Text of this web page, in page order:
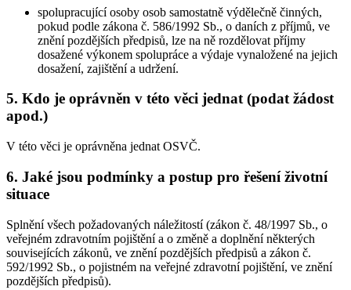
spolupracující osoby osob samostatně výdělečně činných,
pokud podle zákona č. 586/1992 Sb., o daních z příjmů, ve
znění pozdějších předpisů, lze na ně rozdělovat příjmy
dosažené výkonem spolupráce a výdaje vynaložené na jejich
dosažení, zajištění a udržení.
5. Kdo je oprávněn v této věci jednat (podat žádost
apod.)
V této věci je oprávněna jednat OSVČ.
6. Jaké jsou podmínky a postup pro řešení životní
situace
Splnění všech požadovaných náležitostí (zákon č. 48/1997 Sb., o
veřejném zdravotním pojištění a o změně a doplnění některých
souvisejících zákonů, ve znění pozdějších předpisů a zákon č.
592/1992 Sb., o pojistném na veřejné zdravotní pojištění, ve znění
pozdějších předpisů).